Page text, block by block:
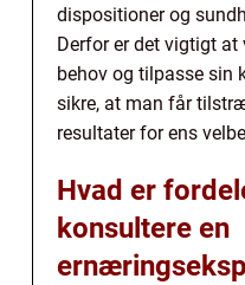
dispositioner og
Derfor er det vigtigt
behov og tilpasse sin
sikre, at man får
resultater for ens
Hvad er
konsultere en